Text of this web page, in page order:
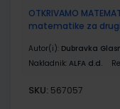
OTKRIVAMO
matematike za
Autor(i): Dubravka
Nakladnik: ALFA d.d.
SKU: 567057